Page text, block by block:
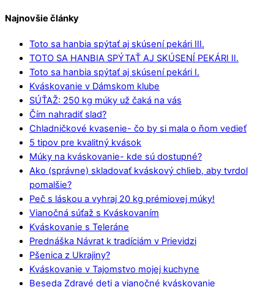
Najnovšie články
Toto sa hanbia spýtať aj skúsení pekári III.
TOTO SA HANBIA SPÝTAŤ AJ SKÚSENÍ PEKÁRI II.
Toto sa hanbia spýtať aj skúsení pekári I.
Kváskovanie v Dámskom klube
SÚŤAŽ: 250 kg múky už čaká na vás
Čím nahradiť slad?
Chladničkové kvasenie- čo by si mala o ňom vedieť
5 tipov pre kvalitný kvások
Múky na kváskovanie- kde sú dostupné?
Ako (správne) skladovať kváskový chlieb, aby tvrdol
pomalšie?
Peč s láskou a vyhraj 20 kg prémiovej múky!
Vianočná súťaž s Kváskovaním
Kváskovanie s Teleráne
Prednáška Návrat k tradíciám v Prievidzi
Pšenica z Ukrajiny?
Kváskovanie v Tajomstvo mojej kuchyne
Beseda Zdravé deti a vianočné kváskovanie